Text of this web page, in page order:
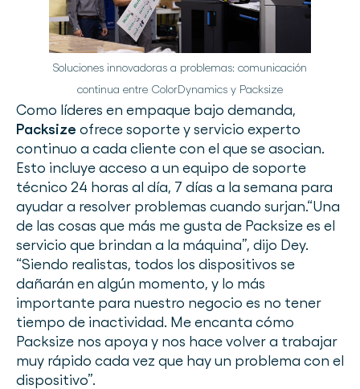
Soluciones innovadoras a problemas: comunicación
continua entre ColorDynamics y Packsize
Como líderes en empaque bajo demanda,
Packsize ofrece soporte y servicio experto
continuo a cada cliente con el que se asocian.
Esto incluye acceso a un equipo de soporte
técnico 24 horas al día, 7 días a la semana para
ayudar a resolver problemas cuando surjan.“Una
de las cosas que más me gusta de Packsize es el
servicio que brindan a la máquina”, dijo Dey.
“Siendo realistas, todos los dispositivos se
dañarán en algún momento, y lo más
importante para nuestro negocio es no tener
tiempo de inactividad. Me encanta cómo
Packsize nos apoya y nos hace volver a trabajar
muy rápido cada vez que hay un problema con el
dispositivo”.